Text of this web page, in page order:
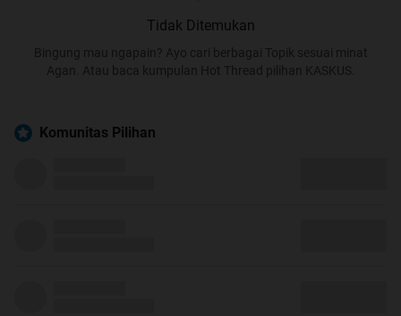
Tidak Ditemukan
Bingung mau ngapain? Ayo cari berbagai Topik sesuai minat
Agan. Atau baca kumpulan Hot Thread pilihan KASKUS.
Komunitas Pilihan